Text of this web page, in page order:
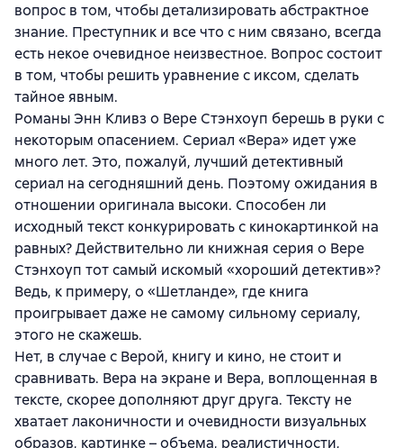
вопрос в том, чтобы детализировать абстрактное
знание. Преступник и все что с ним связано, всегда
есть некое очевидное неизвестное. Вопрос состоит
в том, чтобы решить уравнение с иксом, сделать
тайное явным.
Романы Энн Кливз о Вере Стэнхоуп берешь в руки с
некоторым опасением. Сериал «Вера» идет уже
много лет. Это, пожалуй, лучший детективный
сериал на сегодняшний день. Поэтому ожидания в
отношении оригинала высоки. Способен ли
исходный текст конкурировать с кинокартинкой на
равных? Действительно ли книжная серия о Вере
Стэнхоуп тот самый искомый «хороший детектив»?
Ведь, к примеру, о «Шетланде», где книга
проигрывает даже не самому сильному сериалу,
этого не скажешь.
Нет, в случае с Верой, книгу и кино, не стоит и
сравнивать. Вера на экране и Вера, воплощенная в
тексте, скорее дополняют друг друга. Тексту не
хватает лаконичности и очевидности визуальных
образов, картинке – объема, реалистичности,